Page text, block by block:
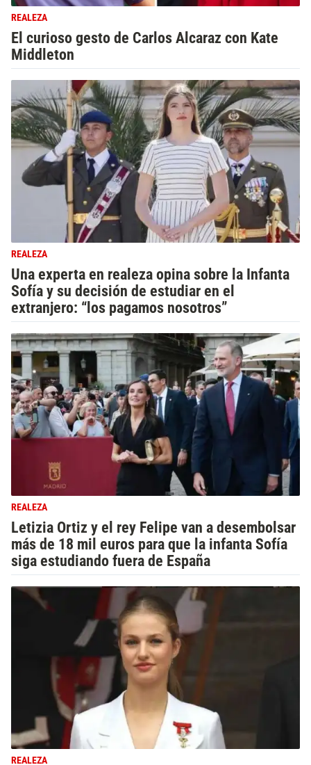
REALEZA
El curioso gesto de Carlos Alcaraz con Kate
Middleton
REALEZA
Una experta en realeza opina sobre la Infanta
Sofía y su decisión de estudiar en el
extranjero: “los pagamos nosotros”
REALEZA
Letizia Ortiz y el rey Felipe van a desembolsar
más de 18 mil euros para que la infanta Sofía
siga estudiando fuera de España
REALEZA